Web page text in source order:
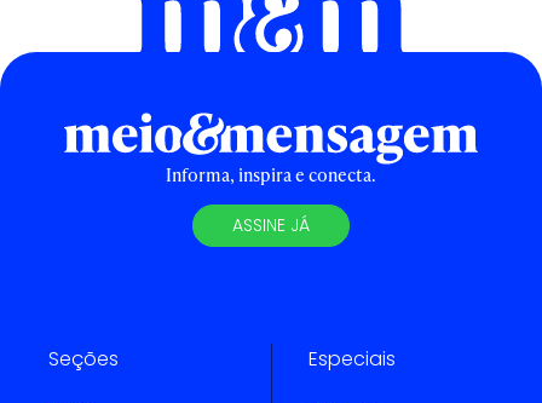
Informa, inspira e conecta.
ASSINE JÁ
Seções Especiais